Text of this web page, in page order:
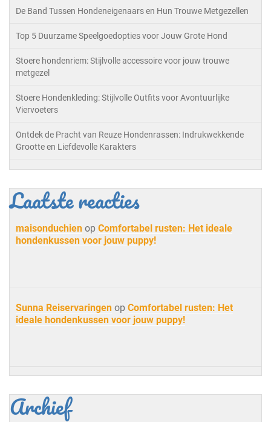
De Band Tussen Hondeneigenaars en Hun Trouwe Metgezellen
Top 5 Duurzame Speelgoedopties voor Jouw Grote Hond
Stoere hondenriem: Stijlvolle accessoire voor jouw trouwe
metgezel
Stoere Hondenkleding: Stijlvolle Outfits voor Avontuurlijke
Viervoeters
Ontdek de Pracht van Reuze Hondenrassen: Indrukwekkende
Grootte en Liefdevolle Karakters
Laatste reacties
maisonduchien op Comfortabel rusten: Het ideale
hondenkussen voor jouw puppy!
Sunna Reiservaringen op Comfortabel rusten: Het
ideale hondenkussen voor jouw puppy!
Archief